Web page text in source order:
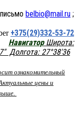
belbio@mail.ru ;
+375(29)332-53-72
НавигаторШирота:
Долгота: 27°38'36
ознакомительный
цены и